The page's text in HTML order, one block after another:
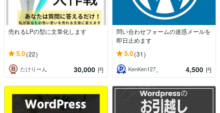
売れるLPの型に文章化します
5.0(22)
たけりーん 30,000 円
問い合わせフォームの迷惑メールを
即日止めます
5.0(31)
KenKen127_ 4,500 円